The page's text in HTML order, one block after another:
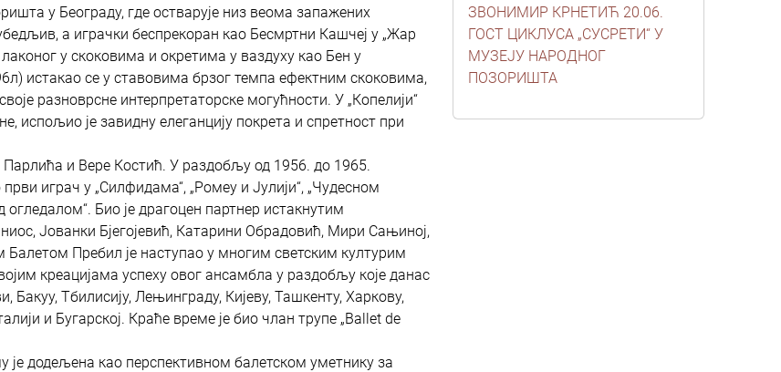
у Београду, где остварује низ веома запажених
а играчки беспрекоран као Бесмртни Кашчеј у „Жар
у скоковима и окретима у ваздуху као Бен у
истакао се у ставовима брзог темпа ефектним скоковима,
разноврсне интерпретаторске могућности. У „Копелији“
испољио је завидну елеганцију покрета и спретност при
и Вере Костић. У раздобљу од 1956. до 1965.
играч у „Силфидама“, „Ромеу и Јулији“, „Чудесном
огледалом“. Био је драгоцен партнер истакнутим
Јованки Бјегојевић, Катарини Обрадовић, Мири Сањиној,
Пребил је наступао у многим светским културим
креацијама успеху овог ансамбла у раздобљу које данас
Тбилисију, Лењинграду, Кијеву, Ташкенту, Харкову,
и Бугарској. Краће време је био члан трупе „Ballet de
је додељена као перспективном балетском уметнику за
ЗВОНИМИР КРНЕТИЋ 20.06.
ГОСТ ЦИКЛУСА „СУСРЕТИ“ У
МУЗЕЈУ НАРОДНОГ
ПОЗОРИШТА